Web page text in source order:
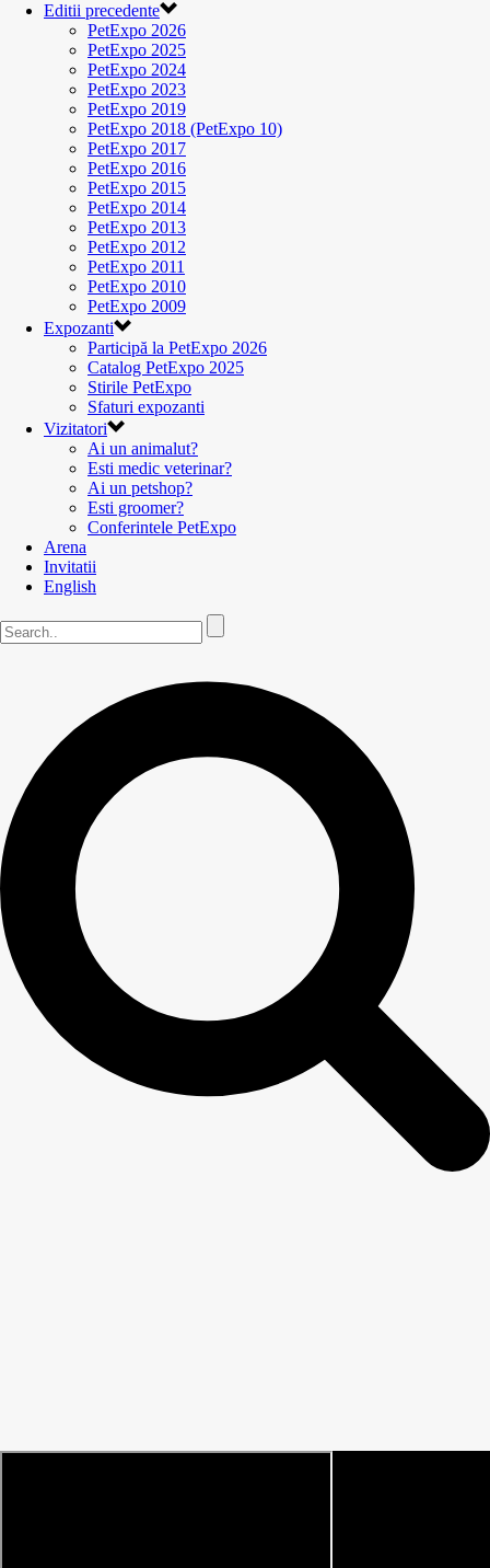
Editii precedente
PetExpo 2026
PetExpo 2025
PetExpo 2024
PetExpo 2023
PetExpo 2019
PetExpo 2018 (PetExpo 10)
PetExpo 2017
PetExpo 2016
PetExpo 2015
PetExpo 2014
PetExpo 2013
PetExpo 2012
PetExpo 2011
PetExpo 2010
PetExpo 2009
Expozanti
Participă la PetExpo 2026
Catalog PetExpo 2025
Stirile PetExpo
Sfaturi expozanti
Vizitatori
Ai un animalut?
Esti medic veterinar?
Ai un petshop?
Esti groomer?
Conferintele PetExpo
Arena
Invitatii
English